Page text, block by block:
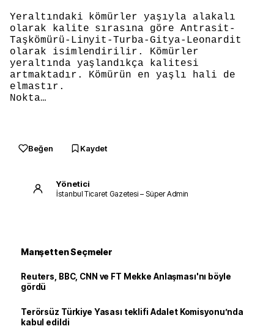
Yeraltındaki kömürler yaşıyla alakalı
olarak kalite sırasına göre Antrasit-
Taşkömürü-Linyit-Turba-Gitya-Leonardit
olarak isimlendirilir. Kömürler
yeraltında yaşlandıkça kalitesi
artmaktadır. Kömürün en yaşlı hali de
elmastır.
Nokta…
Beğen Kaydet
Yönetici
İstanbul Ticaret Gazetesi – Süper Admin
Manşetten Seçmeler
Reuters, BBC, CNN ve FT Mekke Anlaşması'nı böyle
gördü
Terörsüz Türkiye Yasası teklifi Adalet Komisyonu’nda
kabul edildi